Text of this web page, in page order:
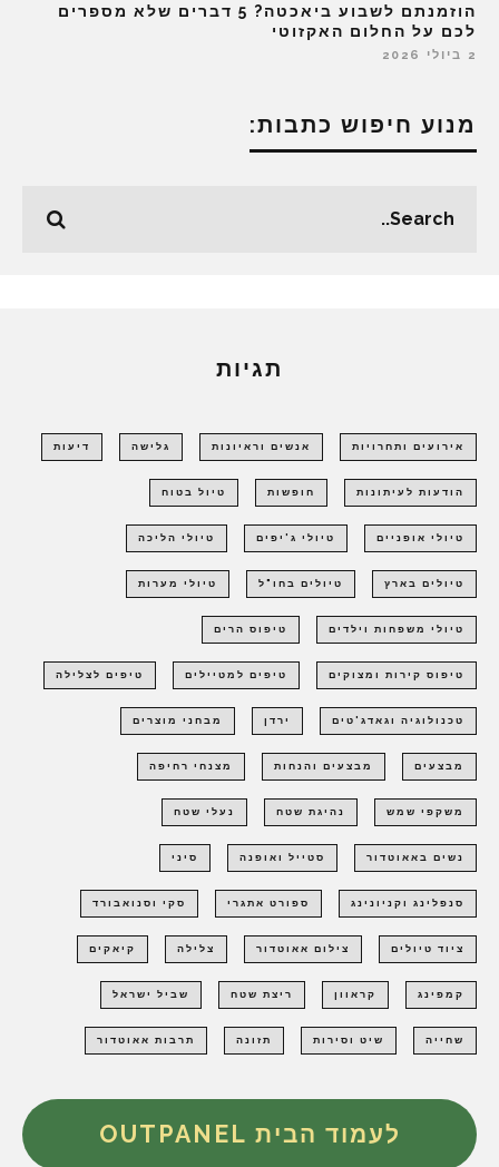
הוזמנתם לשבוע ביאכטה? 5 דברים שלא מספרים
לכם על החלום האקזוטי
2 ביולי 2026
מנוע חיפוש כתבות:
תגיות
אירועים ותחרויות אנשים וראיונות גלישה דיעות
הודעות לעיתונות חופשות טיול בטוח
טיולי אופניים טיולי ג'יפים טיולי הליכה
טיולים בארץ טיולים בחו"ל טיולי מערות
טיולי משפחות וילדים טיפוס הרים
טיפוס קירות ומצוקים טיפים למטיילים טיפים לצלילה
טכנולוגיה וגאדג'טים ירדן מבחני מוצרים
מבצעים מבצעים והנחות מצנחי רחיפה
משקפי שמש נהיגת שטח נעלי שטח
נשים באאוטדור סטייל ואופנה סיני
סנפלינג וקניונינג ספורט אתגרי סקי וסנואבורד
ציוד טיולים צילום אאוטדור צלילה קיאקים
קמפינג קראוון ריצת שטח שביל ישראל
שחייה שיט וסירות תזונה תרבות אאוטדור
לעמוד הבית OUTPANEL